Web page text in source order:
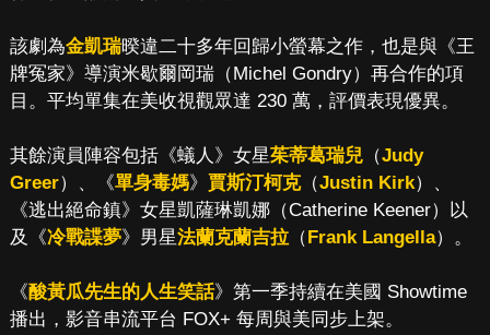
該劇為金凱瑞暌違二十多年回歸小螢幕之作，也是與《王
牌冤家》導演米歇爾岡瑞（Michel Gondry）再合作的項
目。平均單集在美收視觀眾達 230 萬，評價表現優異。
其餘演員陣容包括《蟻人》女星茱蒂葛瑞兒（Judy
Greer）、《單身毒媽》 賈斯汀柯克（Justin Kirk）、
《逃出絕命鎮》女星凱薩琳凱娜（Catherine Keener）以
及《冷戰諜夢》男星法蘭克蘭吉拉（Frank Langella）。
《酸黃瓜先生的人生笑話》第一季持續在美國 Showtime
播出，影音串流平台 FOX+ 每周與美同步上架。